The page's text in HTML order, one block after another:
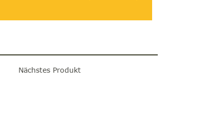
Nächstes Produkt